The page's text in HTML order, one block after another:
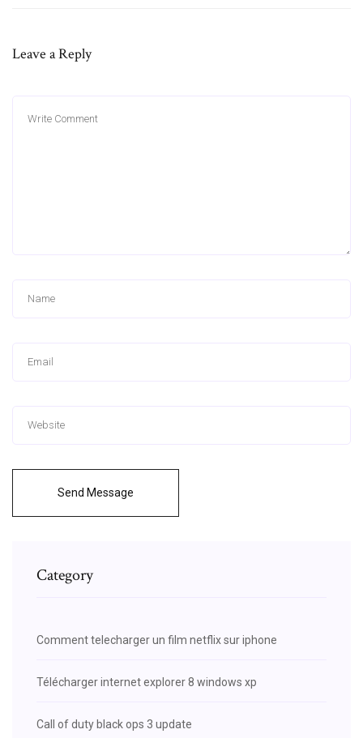
Leave a Reply
Send Message
Category
Comment telecharger un film netflix sur iphone
Télécharger internet explorer 8 windows xp
Call of duty black ops 3 update